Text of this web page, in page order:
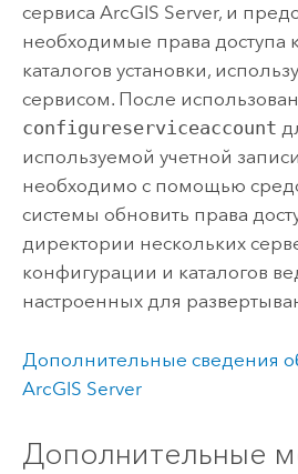
сервиса ArcGIS Server, и
необходимые права доступа
каталогов установки,
сервисом. После
configureserviceaccount
используемой учетной записи
необходимо с помощью
системы обновить права
директории нескольких
конфигурации и каталогов
настроенных для
Дополнительные сведения
ArcGIS Server
Дополнительные